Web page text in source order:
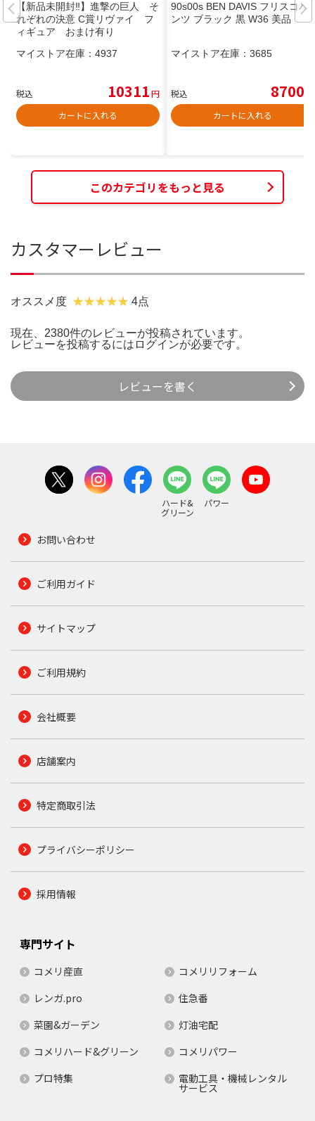
【新品未開封‼️】進撃の巨人 そ
れぞれの決意 C賞リヴァイ フ
ィギュア おまけ有り
マイストア在庫： 4937
税込 10311円
カートに入れる
90s00s BEN DAVIS フリスコパ
ンツ ブラック 黒 W36 美品
マイストア在庫： 3685
税込 8700
カートに入れる
このカテゴリをもっと見る
カスタマーレビュー
オススメ度 4点
現在、2380件のレビューが投稿されています。
レビューを投稿するには ログインが必要です。
レビューを書く
ハード&
グリーン
パワー
お問い合わせ
ご利用ガイド
サイトマップ
ご利用規約
会社概要
店舗案内
特定商取引法
プライバシーポリシー
採用情報
専門サイト
コメリ産直
コメリリフォーム
レンガ.pro
住急番
菜園&ガーデン
灯油宅配
コメリハード&グリーン
コメリパワー
プロ特集
電動工具・機械レンタル
サービス